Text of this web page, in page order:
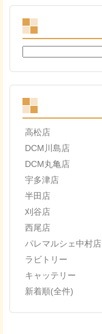
検
索:
高松店
DCM川島店
DCM丸亀店
宇多津店
半田店
刈谷店
西尾店
パレマルシェ中村店
ラビトリー
キャッテリー
新着順(全件)